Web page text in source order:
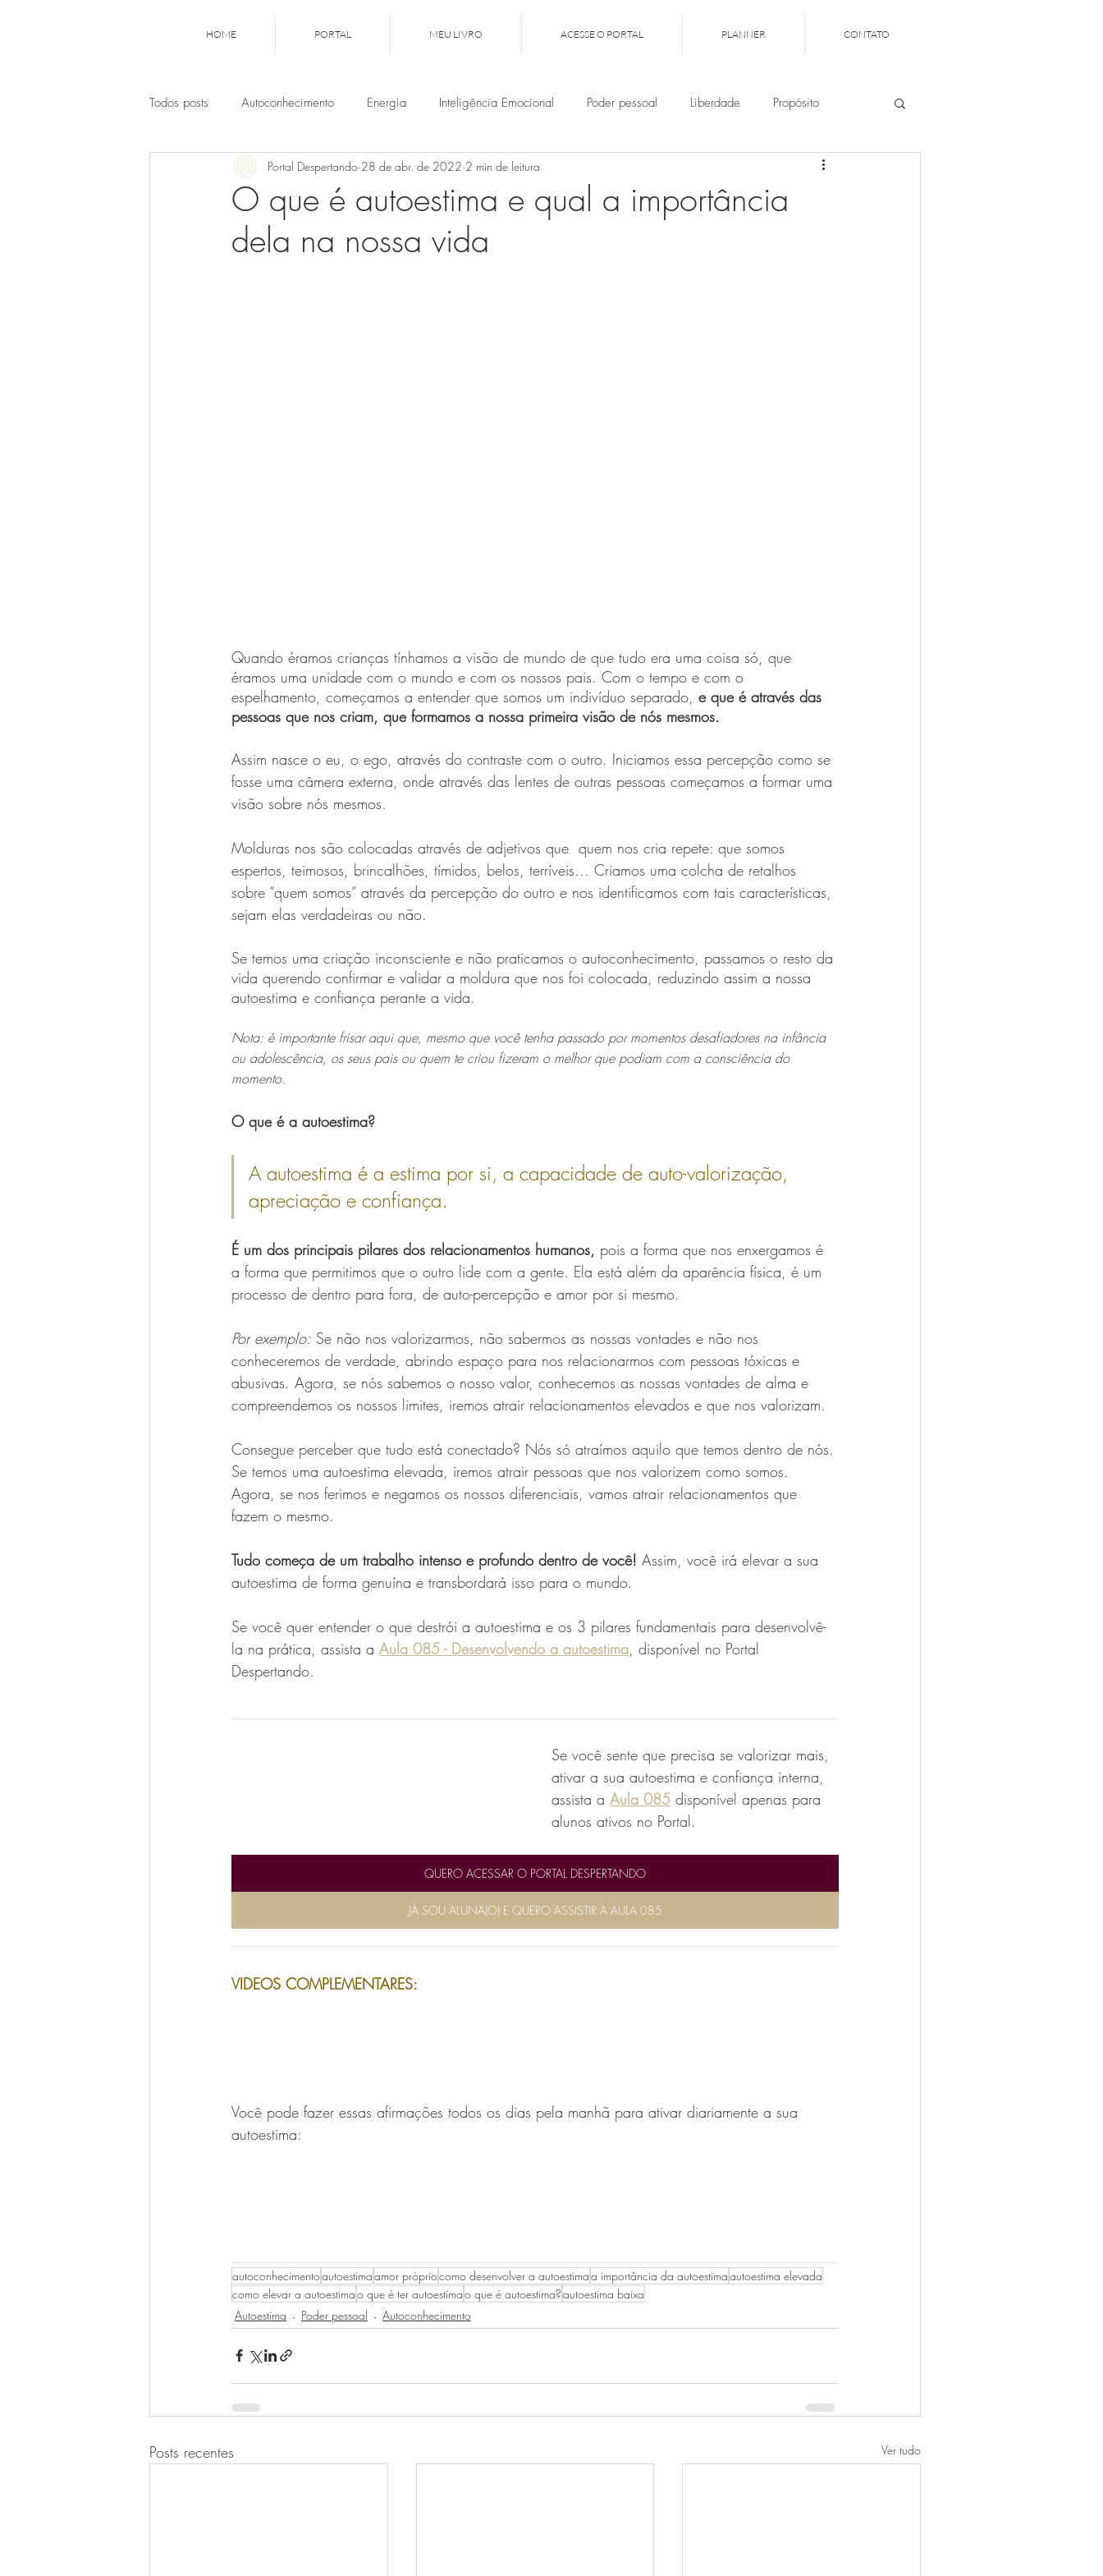
HOME PORTAL MEU LIVRO ACESSE O PORTAL PLANNER CONTATO
Todos posts Autoconhecimento Energia Inteligência Emocional Poder pessoal Liberdade Propósito
Post colaborativo Autoestima Inícios de ciclos
O que é autoestima e qual a importância
dela na nossa vida
Portal Despertando 28 de abr. de 2022 2 min de leitura
Quando éramos crianças tínhamos a visão de mundo de que tudo era uma coisa só, que
éramos uma unidade com o mundo e com os nossos pais. Com o tempo e com o
espelhamento, começamos a entender que somos um indivíduo separado, e que é através das
pessoas que nos criam, que formamos a nossa primeira visão de nós mesmos.
Assim nasce o eu, o ego, através do contraste com o outro. Iniciamos essa percepção como se
fosse uma câmera externa, onde através das lentes de outras pessoas começamos a formar uma
visão sobre nós mesmos.
Molduras nos são colocadas através de adjetivos que  quem nos cria repete: que somos
espertos, teimosos, brincalhões, tímidos, belos, terríveis… Criamos uma colcha de retalhos
sobre “quem somos” através da percepção do outro e nos identificamos com tais características,
sejam elas verdadeiras ou não.
Se temos uma criação inconsciente e não praticamos o autoconhecimento, passamos o resto da
vida querendo confirmar e validar a moldura que nos foi colocada, reduzindo assim a nossa
autoestima e confiança perante a vida.
Nota: é importante frisar aqui que, mesmo que você tenha passado por momentos desafiadores na infância
ou adolescência, os seus pais ou quem te criou fizeram o melhor que podiam com a consciência do
momento.
O que é a autoestima?
A autoestima é a estima por si, a capacidade de auto-valorização,
apreciação e confiança.
É um dos principais pilares dos relacionamentos humanos, pois a forma que nos enxergamos é
a forma que permitimos que o outro lide com a gente. Ela está além da aparência física, é um
processo de dentro para fora, de auto-percepção e amor por si mesmo.
Por exemplo: Se não nos valorizarmos, não sabermos as nossas vontades e não nos
conheceremos de verdade, abrindo espaço para nos relacionarmos com pessoas tóxicas e
abusivas. Agora, se nós sabemos o nosso valor, conhecemos as nossas vontades de alma e
compreendemos os nossos limites, iremos atrair relacionamentos elevados e que nos valorizam.
Consegue perceber que tudo está conectado? Nós só atraímos aquilo que temos dentro de nós.
Se temos uma autoestima elevada, iremos atrair pessoas que nos valorizem como somos.
Agora, se nos ferimos e negamos os nossos diferenciais, vamos atrair relacionamentos que
fazem o mesmo.
Tudo começa de um trabalho intenso e profundo dentro de você! Assim, você irá elevar a sua
autoestima de forma genuína e transbordará isso para o mundo.
Se você quer entender o que destrói a autoestima e os 3 pilares fundamentais para desenvolvê-
la na prática, assista a Aula 085 - Desenvolvendo a autoestima, disponível no Portal
Despertando.
Se você sente que precisa se valorizar mais,
ativar a sua autoestima e confiança interna,
assista a Aula 085 disponível apenas para
alunos ativos no Portal.
QUERO ACESSAR O PORTAL DESPERTANDO
JÁ SOU ALUNA(O) E QUERO ASSISTIR A AULA 085
VIDEOS COMPLEMENTARES:
Você pode fazer essas afirmações todos os dias pela manhã para ativar diariamente a sua
autoestima:
autoconhecimentoautoestimaamor própriocomo desenvolver a autoestimaa importância da autoestimaautoestima elevada
como elevar a autoestimao que é ter autoestimao que é autoestima?autoestima baixa
Autoestima
Poder pessoal Autoconhecimento
Posts recentes Ver tudo